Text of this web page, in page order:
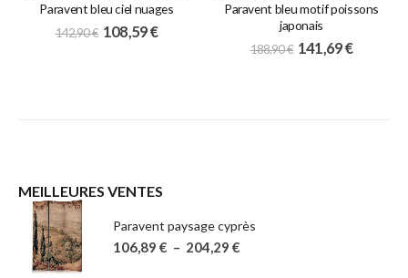
Paravent bleu ciel nuages
142,90€ 108,59€
Paravent bleu motif poissons
japonais
188,90€ 141,69€
MEILLEURES VENTES
Paravent paysage cyprès
106,89 € – 204,29 €